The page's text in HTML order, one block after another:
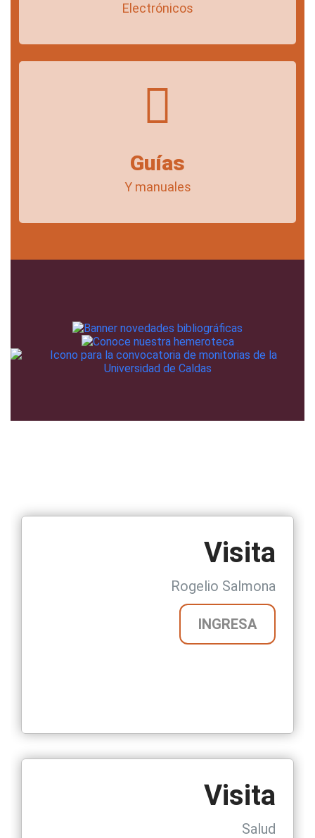
Electrónicos
Guías
Y manuales
Visita
Rogelio Salmona
INGRESA
Visita
Salud